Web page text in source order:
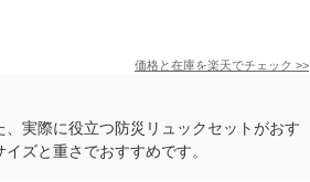
価格と在庫を楽天でチェック >>
実際に役立つ防災リュックセットがおす
ズと重さでおすすめです。